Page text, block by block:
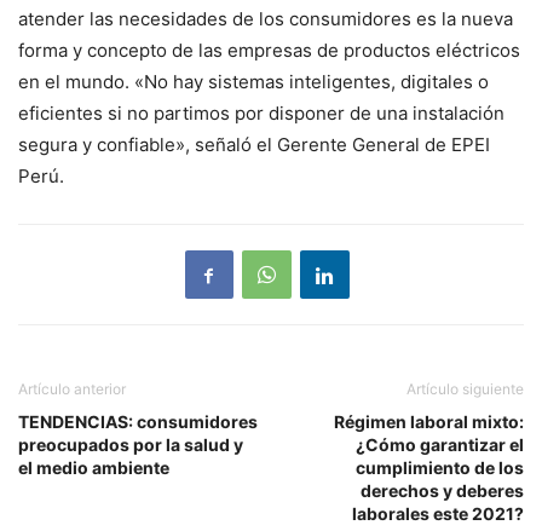
atender las necesidades de los consumidores es la nueva
forma y concepto de las empresas de productos eléctricos
en el mundo. «No hay sistemas inteligentes, digitales o
eficientes si no partimos por disponer de una instalación
segura y confiable», señaló el Gerente General de EPEI
Perú.
Artículo anterior
TENDENCIAS: consumidores
preocupados por la salud y
el medio ambiente
Artículo siguiente
Régimen laboral mixto:
¿Cómo garantizar el
cumplimiento de los
derechos y deberes
laborales este 2021?